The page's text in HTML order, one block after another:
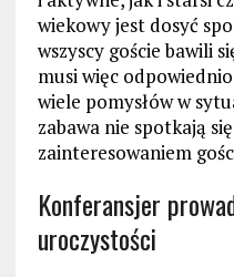
wiekowy jest dosyć
wszyscy goście bawili
musi więc
wiele pomysłów w
zabawa nie spotkają
zainteresowaniem
Konferansjer
uroczystości